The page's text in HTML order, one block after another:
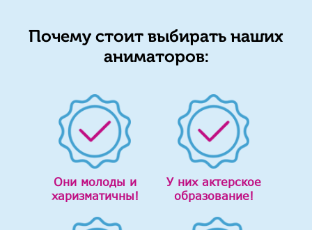
Почему стоит выбирать наших
аниматоров:
Они молоды и
харизматичны!
У них актерское
образование!